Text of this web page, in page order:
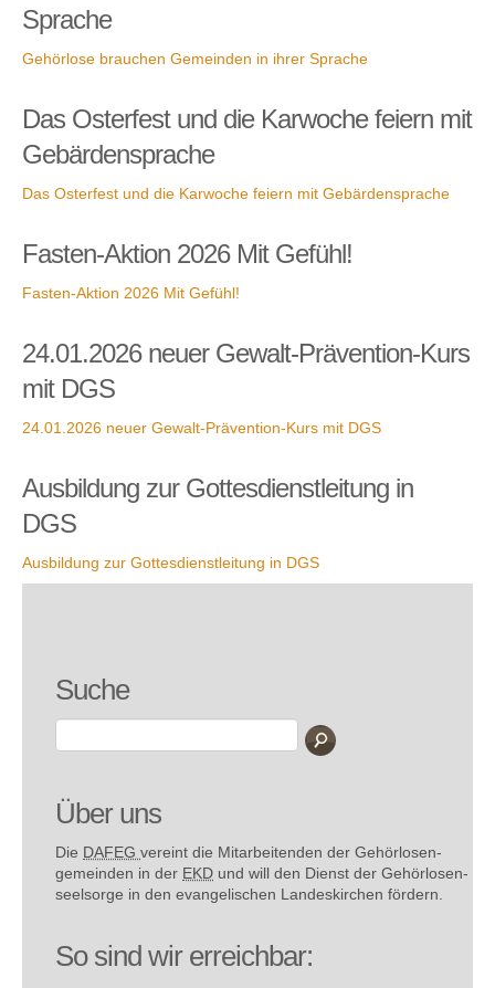
Sprache
Gehörlose brauchen Gemeinden in ihrer Sprache
Das Osterfest und die Karwoche feiern mit
Gebärdensprache
Das Osterfest und die Karwoche feiern mit Gebärdensprache
Fasten-Aktion 2026 Mit Gefühl!
Fasten-Aktion 2026 Mit Gefühl!
24.01.2026 neuer Gewalt-Prävention-Kurs
mit DGS
24.01.2026 neuer Gewalt-Prävention-Kurs mit DGS
Ausbildung zur Gottesdienstleitung in
DGS
Ausbildung zur Gottesdienstleitung in DGS
Suche
Über uns
Die DAFEG vereint die Mitarbeitenden der Gehör­losen­
gemeinden in der EKD und will den Dienst der Gehör­losen­
seel­sorge in den evange­lischen Landes­kirchen fördern.
So sind wir erreichbar: